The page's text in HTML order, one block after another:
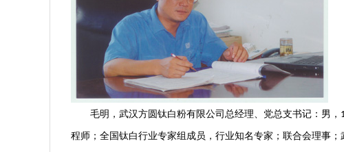
毛明，武汉方圆钛白粉有限公司总经理、党总支书记：男，
程师；全国钛白行业专家组成员，行业知名专家；联合会理事